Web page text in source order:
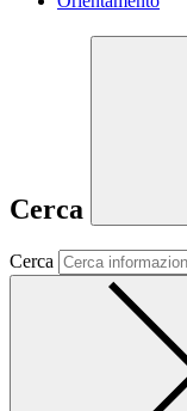
Cerca
Cerca